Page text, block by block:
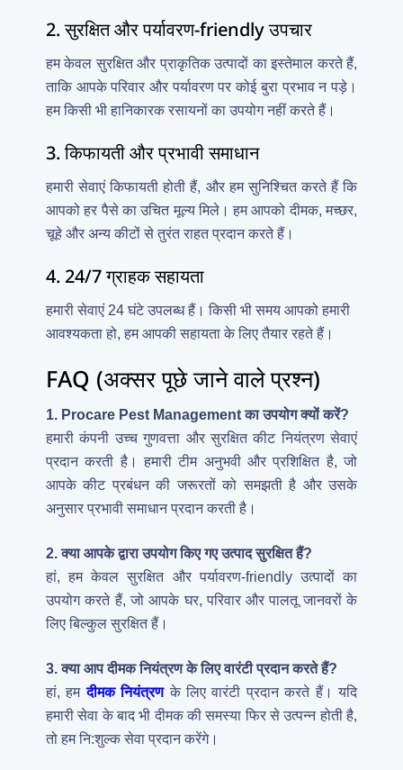
2. सुरक्षित और पर्यावरण-friendly उपचार
हम केवल सुरक्षित और प्राकृतिक उत्पादों का इस्तेमाल करते हैं,
ताकि आपके परिवार और पर्यावरण पर कोई बुरा प्रभाव न पड़े।
हम किसी भी हानिकारक रसायनों का उपयोग नहीं करते हैं।
3. किफायती और प्रभावी समाधान
हमारी सेवाएं किफायती होती हैं, और हम सुनिश्चित करते हैं कि
आपको हर पैसे का उचित मूल्य मिले। हम आपको दीमक, मच्छर,
चूहे और अन्य कीटों से तुरंत राहत प्रदान करते हैं।
4. 24/7 ग्राहक सहायता
हमारी सेवाएं 24 घंटे उपलब्ध हैं। किसी भी समय आपको हमारी
आवश्यकता हो, हम आपकी सहायता के लिए तैयार रहते हैं।
FAQ (अक्सर पूछे जाने वाले प्रश्न)
1. Procare Pest Management का उपयोग क्यों करें?
हमारी कंपनी उच्च गुणवत्ता और सुरक्षित कीट नियंत्रण सेवाएं
प्रदान करती है। हमारी टीम अनुभवी और प्रशिक्षित है, जो
आपके कीट प्रबंधन की जरूरतों को समझती है और उसके
अनुसार प्रभावी समाधान प्रदान करती है।
2. क्या आपके द्वारा उपयोग किए गए उत्पाद सुरक्षित हैं?
हां, हम केवल सुरक्षित और पर्यावरण-friendly उत्पादों का
उपयोग करते हैं, जो आपके घर, परिवार और पालतू जानवरों के
लिए बिल्कुल सुरक्षित हैं।
3. क्या आप दीमक नियंत्रण के लिए वारंटी प्रदान करते हैं?
हां, हमदीमक नियंत्रणके लिए वारंटी प्रदान करते हैं। यदि
हमारी सेवा के बाद भी दीमक की समस्या फिर से उत्पन्न होती है,
तो हम नि:शुल्क सेवा प्रदान करेंगे।